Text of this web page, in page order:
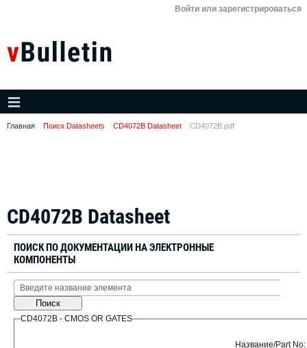
Войти или зарегистрироваться
Главная Поиск Datasheets CD4072B Datasheet CD4072B.pdf
CD4072B Datasheet
ПОИСК ПО ДОКУМЕНТАЦИИ НА ЭЛЕКТРОННЫЕ
КОМПОНЕНТЫ
Поиск
CD4072B - CMOS OR GATES
Название/Part No: